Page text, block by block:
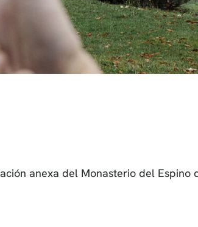
anexa del Monasterio del Espino